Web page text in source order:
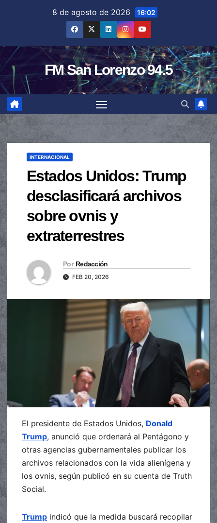
8 de agosto de 2026 16:02
FM San Lorenzo 94.5
INTERNACIONAL
Estados Unidos: Trump
desclasificará archivos
sobre ovnis y
extraterrestres
Por Redacción
FEB 20, 2026
El presidente de Estados Unidos, Donald
Trump, anunció que ordenará al Pentágono y
otras agencias gubernamentales publicar los
archivos relacionados con la vida alienígena y
los ovnis, según publicó en su cuenta de Truth
Social.
Trump indicó que la medida buscará recopilar